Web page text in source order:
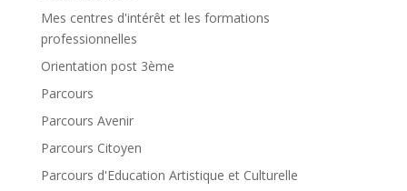
Mes centres d'intérêt et les formations
professionnelles
Orientation post 3ème
Parcours
Parcours Avenir
Parcours Citoyen
Parcours d'Education Artistique et Culturelle